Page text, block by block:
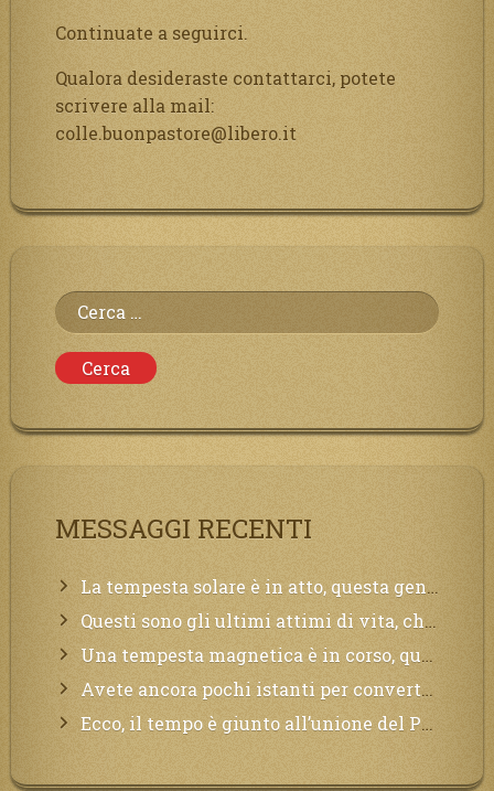
Continuate a seguirci.
Qualora desideraste contattarci, potete
scrivere alla mail:
colle.buonpastore@libero.it
Ricerca
per:
MESSAGGI RECENTI
La tempesta solare è in atto, questa generazione soffrirà molto, la Terra arderà, l’acqua sarà contaminata, il cibo non sarà più nelle vostre mense.
Questi sono gli ultimi attimi di vita, chi si vuole salvare Mi chiami in suo aiuto.
Una tempesta magnetica è in corso, questa generazione patirà. Il black out non tarderà ad arrivare e tutta la Terra sarà oscurata.
Avete ancora pochi istanti per convertirvi, non perdete tempo, la sciagura arriverà all’improvviso e per chi non si sarà preparato saranno dolori.
Ecco, il tempo è giunto all’unione del Padre con il figlio, non avete che da attendere pochissimo.